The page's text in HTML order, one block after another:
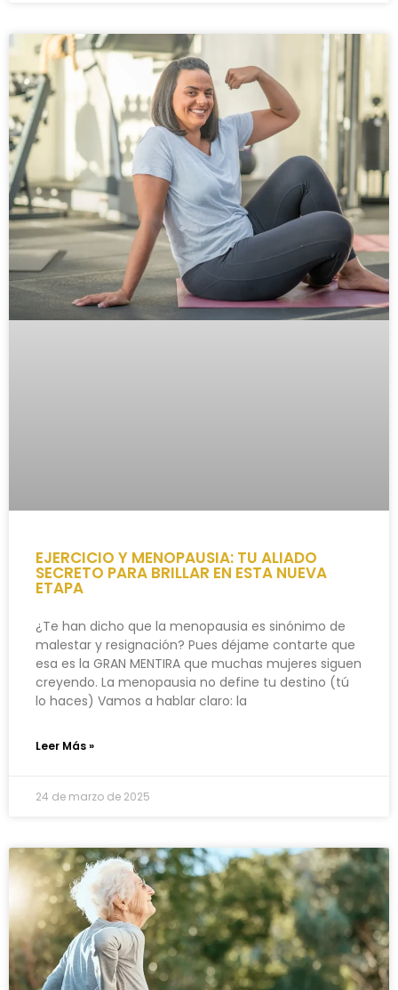
EJERCICIO Y MENOPAUSIA: TU ALIADO
SECRETO PARA BRILLAR EN ESTA NUEVA
ETAPA
¿Te han dicho que la menopausia es sinónimo de
malestar y resignación? Pues déjame contarte que
esa es la GRAN MENTIRA que muchas mujeres siguen
creyendo. La menopausia no define tu destino (tú
lo haces) Vamos a hablar claro: la
Leer Más »
24 de marzo de 2025